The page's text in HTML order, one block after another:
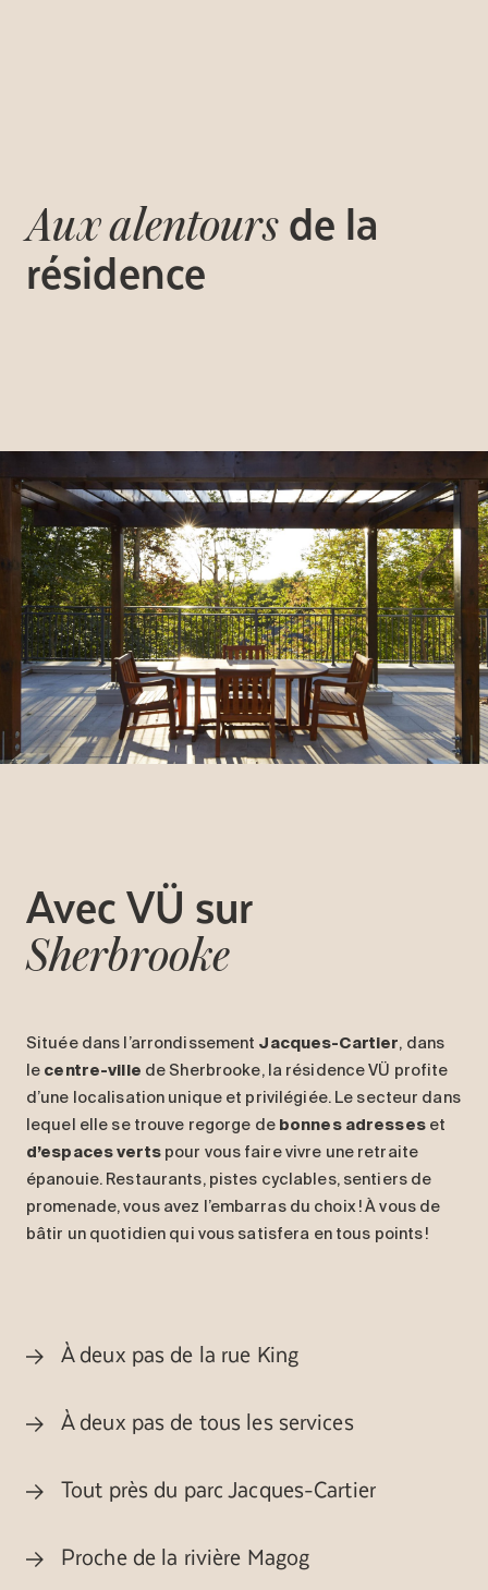
Aux alentoursde la
résidence
AvecVÜsur
Sherbrooke
Située dans l’arrondissement Jacques-Cartier, dans
le centre-ville de Sherbrooke, la résidence VÜ profite
d’une localisation unique et privilégiée. Le secteur dans
lequel elle se trouve regorge de bonnes adresseset
d’espaces vertspour vous faire vivre une retraite
épanouie. Restaurants, pistes cyclables, sentiers de
promenade, vous avez l’embarras du choix ! À vous de
bâtir un quotidien qui vous satisfera en tous points !
À deux pas de la rue King
À deux pas de tous les services
Tout près du parc Jacques-Cartier
Proche de la rivière Magog